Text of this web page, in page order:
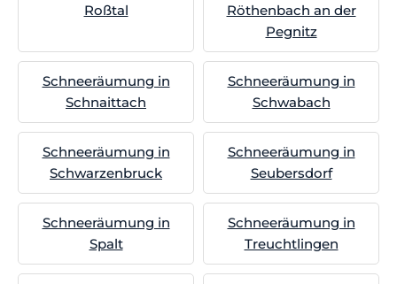
Roßtal
Röthenbach an der
Pegnitz
Schneeräumung in
Schnaittach
Schneeräumung in
Schwabach
Schneeräumung in
Schwarzenbruck
Schneeräumung in
Seubersdorf
Schneeräumung in
Spalt
Schneeräumung in
Treuchtlingen